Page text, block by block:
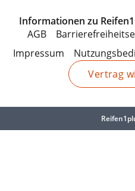
Informationen zu
AGB
Impressum
Vertrag